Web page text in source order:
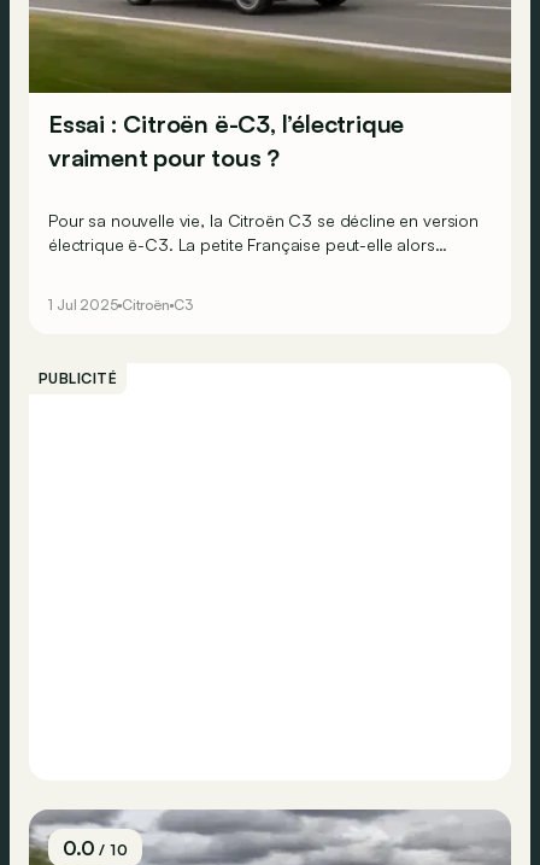
Essai : Citroën ë-C3, l’électrique
vraiment pour tous ?
Pour sa nouvelle vie, la Citroën C3 se décline en version
électrique ë-C3. La petite Française peut-elle alors
1 Jul 2025 Citroën C3
PUBLICITÉ
0.0/ 10